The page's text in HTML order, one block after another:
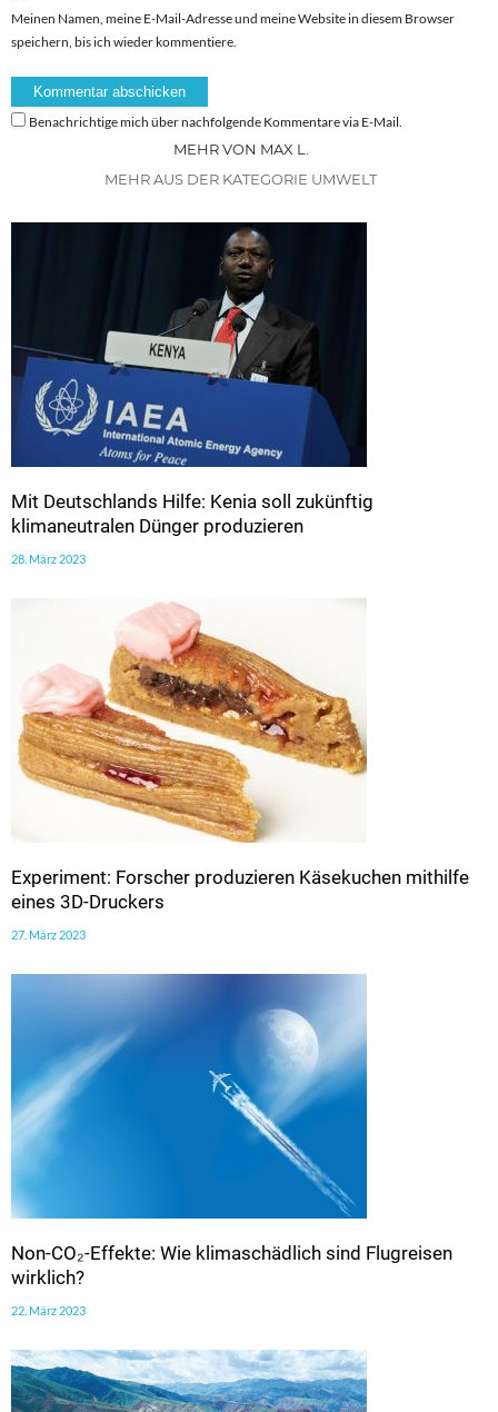
Meinen Namen, meine E-Mail-Adresse und meine Website in diesem Browser
speichern, bis ich wieder kommentiere.
Benachrichtige mich über nachfolgende Kommentare via E-Mail.
MEHR VON MAX L.
MEHR AUS DER KATEGORIE UMWELT
Mit Deutschlands Hilfe: Kenia soll zukünftig
klimaneutralen Dünger produzieren
28. März 2023
Experiment: Forscher produzieren Käsekuchen mithilfe
eines 3D-Druckers
27. März 2023
Non-CO₂-Effekte: Wie klimaschädlich sind Flugreisen
wirklich?
22. März 2023